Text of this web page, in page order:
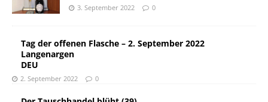
3. September 2022 0
Tag der offenen Flasche – 2. September 2022
Langenargen
DEU
2. September 2022 0